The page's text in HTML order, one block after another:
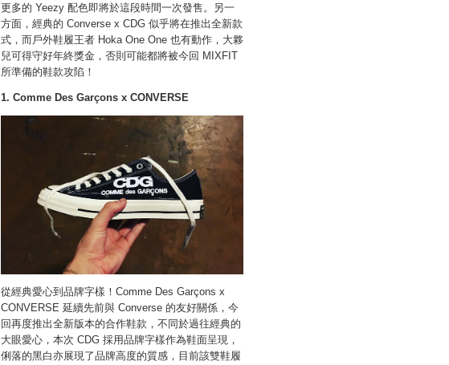
更多的 Yeezy 配色即將於這段時間一次發售。另一
方面，經典的 Converse x CDG 似乎將在推出全新款
式，而戶外鞋履王者 Hoka One One 也有動作，大夥
兒可得守好年終獎金，否則可能都將被今回 MIXFIT
所準備的鞋款攻陷！
1. Comme Des Garçons x CONVERSE
從經典愛心到品牌字樣！Comme Des Garçons x
CONVERSE 延續先前與 Converse 的友好關係，今
回再度推出全新版本的合作鞋款，不同於過往經典的
大眼愛心，本次 CDG 採用品牌字樣作為鞋面呈現，
俐落的黑白亦展現了品牌高度的質感，目前該雙鞋履